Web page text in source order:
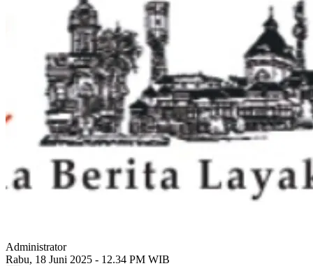
Administrator
Rabu, 18 Juni 2025 - 12.34 PM WIB